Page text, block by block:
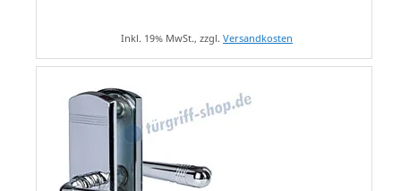
Inkl. 19% MwSt., zzgl. Versandkosten